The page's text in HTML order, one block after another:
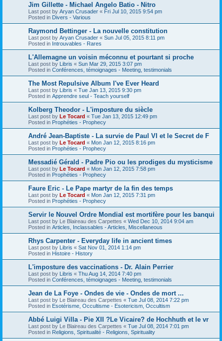
Jim Gillette - Michael Angelo Batio - Nitro
Last post by Aryan Crusader « Fri Jul 10, 2015 9:54 pm
Posted in Divers - Various
Raymond Bettinger - La nouvelle constitution
Last post by Aryan Crusader « Sun Jul 05, 2015 8:11 pm
Posted in Introuvables - Rares
L'Allemagne un voisin méconnu et pourtant si proche
Last post by Libris « Sun Mar 29, 2015 3:07 pm
Posted in Conférences, témoignages - Meeting, testimonials
The Most Repulsive Album I've Ever Heard
Last post by Libris « Tue Jan 13, 2015 9:30 pm
Posted in Apprendre seul - Teach yourself
Kolberg Theodor - L'imposture du siècle
Last post by Le Tocard « Tue Jan 13, 2015 12:49 pm
Posted in Prophéties - Prophecy
André Jean-Baptiste - La survie de Paul VI et le Secret de F
Last post by Le Tocard « Mon Jan 12, 2015 8:16 pm
Posted in Prophéties - Prophecy
Messadié Gérald - Padre Pio ou les prodiges du mysticisme
Last post by Le Tocard « Mon Jan 12, 2015 7:58 pm
Posted in Prophéties - Prophecy
Faure Eric - Le Pape martyr de la fin des temps
Last post by Le Tocard « Mon Jan 12, 2015 7:31 pm
Posted in Prophéties - Prophecy
Servir le Nouvel Ordre Mondial est mortifère pour les banqui
Last post by Le Blaireau des Carpettes « Wed Dec 10, 2014 9:04 am
Posted in Articles, Inclassables - Articles, Miscellaneous
Rhys Carpenter - Everyday life in ancient times
Last post by Libris « Sat Nov 01, 2014 1:14 pm
Posted in Histoire - History
L'imposture des vaccinations - Dr. Alain Perrier
Last post by Libris « Thu Aug 14, 2014 7:40 pm
Posted in Conférences, témoignages - Meeting, testimonials
Jean de La Foye - Ondes de vie - Ondes de mort ...
Last post by Le Blaireau des Carpettes « Tue Jul 08, 2014 7:22 pm
Posted in Esotérisme, Occultisme - Esotericism, Occultism
Abbé Luigi Villa - Pie XII ?Le Vicaire? de Hochhuth et le vr
Last post by Le Blaireau des Carpettes « Tue Jul 08, 2014 7:01 pm
Posted in Religions, Spiritualité - Religions, Spirituality